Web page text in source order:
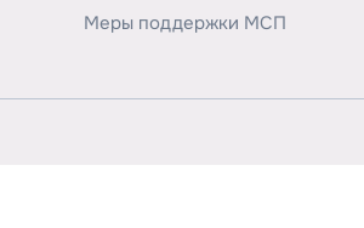
Меры поддержки МСП